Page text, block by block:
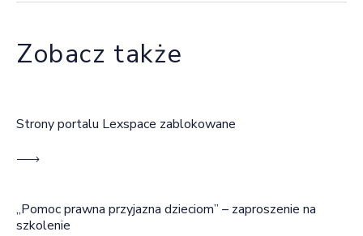
Zobacz także
Strony portalu Lexspace zablokowane
„Pomoc prawna przyjazna dzieciom” – zaproszenie na
szkolenie